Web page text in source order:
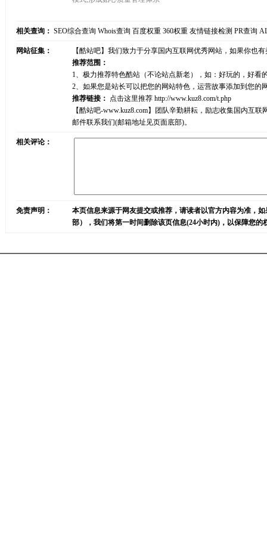
相关查询： SEO综合查询 Whois查询 百度权重 360权重 友情链接检测 PR查询
网站征集：
【酷站吧】我们致力于分享国内互联网优秀网站，如果你也
推荐范围：
1、极力推荐特色酷站（不论站点新老），如：好玩的，好
2、如果您是站长可以把您的网站特色，运营故事添加到您
推荐链接： 点击这里推荐 http://www.kuz8.com/t.php
【酷站吧-www.kuz8.com】团队辛勤耕耘，励志收集国内互
邮件联系我们(邮箱地址见页面底部)。
相关评论：
免责声明：
本页信息来源于网友提交或推荐，请读者以官方内容为准，
部），我们将第一时间删除该页信息(24小时内)，以保障您的